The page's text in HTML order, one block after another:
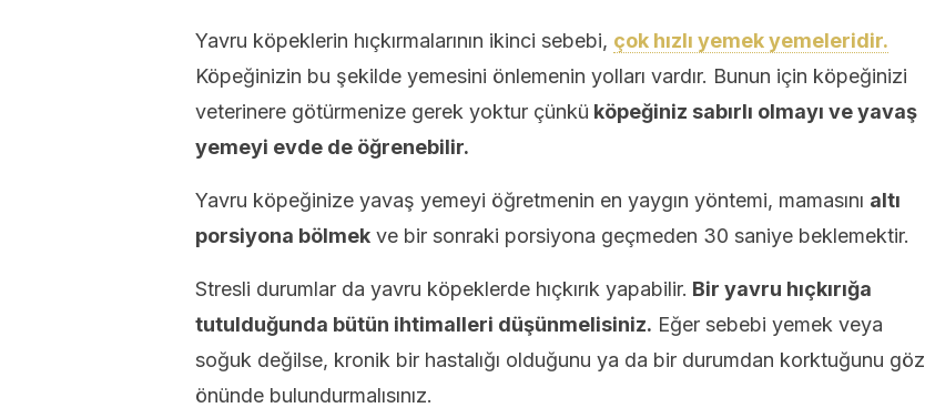
Yavru köpeklerin hıçkırmalarının ikinci sebebi, çok hızlı yemek yemeleridir.
Köpeğinizin bu şekilde yemesini önlemenin yolları vardır. Bunun için köpeğinizi
veterinere götürmenize gerek yoktur çünkü köpeğiniz sabırlı olmayı ve yavaş
yemeyi evde de öğrenebilir.
Yavru köpeğinize yavaş yemeyi öğretmenin en yaygın yöntemi, mamasını altı
porsiyona bölmek ve bir sonraki porsiyona geçmeden 30 saniye beklemektir.
Stresli durumlar da yavru köpeklerde hıçkırık yapabilir. Bir yavru hıçkırığa
tutulduğunda bütün ihtimalleri düşünmelisiniz. Eğer sebebi yemek veya
soğuk değilse, kronik bir hastalığı olduğunu ya da bir durumdan korktuğunu göz
önünde bulundurmalısınız.